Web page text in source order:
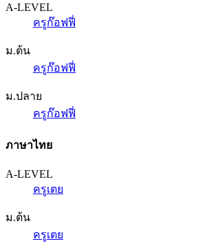
A-LEVEL
ครูก๊อฟฟี่
ม.ต้น
ครูก๊อฟฟี่
ม.ปลาย
ครูก๊อฟฟี่
ภาษาไทย
A-LEVEL
ครูเตย
ม.ต้น
ครูเตย